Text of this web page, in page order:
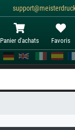
Panier d'achats Favoris